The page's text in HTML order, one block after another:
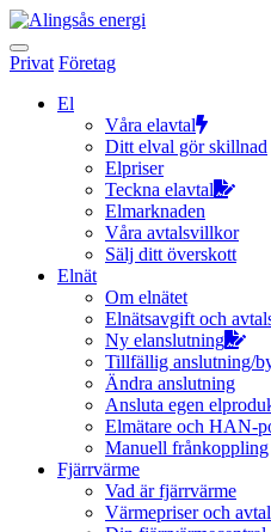
Hoppa
till
innehållet
Privat Företag
El
Våra elavtal
Ditt elval gör skillnad
Elpriser
Teckna elavtal
Elmarknaden
Våra avtalsvillkor
Sälj ditt överskott
Elnät
Om elnätet
Elnätsavgift och
Ny elanslutning
Tillfällig anslutning/
Ändra anslutning
Ansluta egen
Elmätare och HAN-
Manuell frånkoppling
Fjärrvärme
Vad är fjärrvärme
Värmepriser och